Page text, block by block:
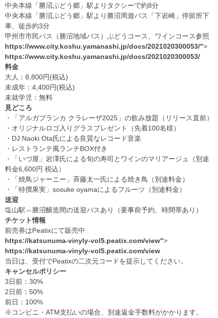
中央本線「勝沼ぶどう郷」駅よりタクシーで約8分
中央本線「勝沼ぶどう郷」駅より勝沼周遊バス「下岩崎」停留所下
車、徒歩約3分
甲州市市民バス（勝沼地域バス）ぶどうコース、ワインコース参照
https://www.city.koshu.yamanashi.jp/docs/2021020300053/">
https://www.city.koshu.yamanashi.jp/docs/2021020300053/
料金
大人：8,800円(税込)
未成年：4,400円(税込)
未就学児：無料
見どころ
・「アルガブランカ クラレーザ2025」の飲み放題（リリース直前）
・オリジナルロゴ入りグラスプレゼント（先着100名様）
・DJ Naoki Ota氏による良質なレコード音楽
・レストランテ風ランチBOX付き
・「いづ屋」岩澤氏による旬の寿司とワインのマリアージュ（別途
料金6,600円 税込）
・「焼鳥ジャーニー」斉藤太一氏による焼き鳥（別途料金）
・「特撰果実」sosuke oyamaによるフルーツ（別途料金）
送迎
塩山駅⇔勝沼醸造間の送迎バスあり（要事前予約、時間帯あり）
チケット情報
前売券はPeatixにて販売中
https://katsunuma-vinyly-vol5.peatix.com/view">
https://katsunuma-vinyly-vol5.peatix.com/view
当日は、受付でPeatixの二次元コードを提示してください。
キャンセルポリシー
3日前：30%
2日前：50%
前日：100%
※コンビニ・ATM支払いの場合、別途返金手数料がかかります。